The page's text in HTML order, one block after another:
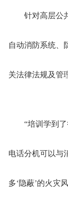
针对高层公
自动消防系统、
关法律法规及管
“培训学到
电话分机可以与
多‘隐蔽’的火灾